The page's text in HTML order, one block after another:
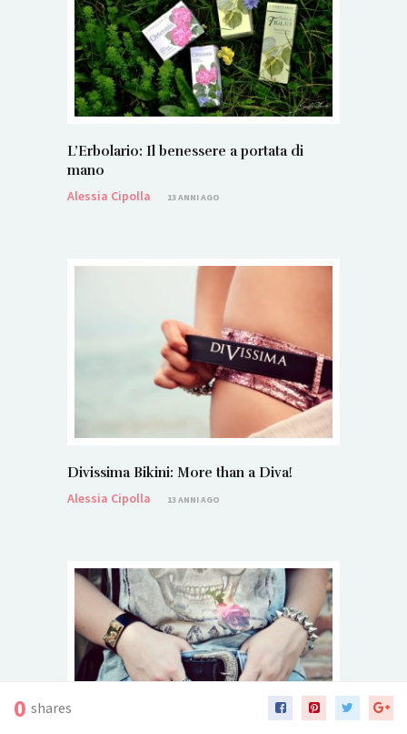
L’Erbolario: Il benessere a portata di
mano
Alessia Cipolla
13 ANNI AGO
Divissima Bikini: More than a Diva!
Alessia Cipolla
13 ANNI AGO
0 shares